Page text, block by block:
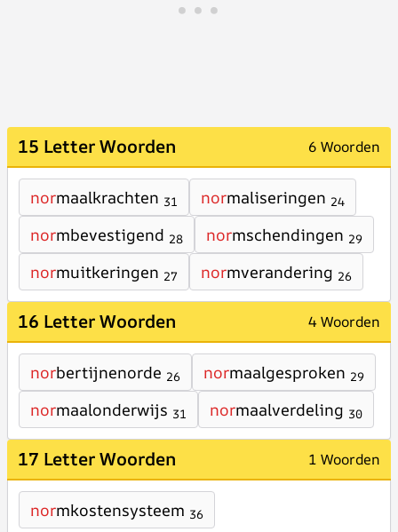
15 Letter Woorden 6 Woorden
normaalkrachten 31 normaliseringen 24
normbevestigend 28 normschendingen 29
normuitkeringen 27 normverandering 26
16 Letter Woorden 4 Woorden
norbertijnenorde 26 normaalgesproken 29
normaalonderwijs 31 normaalverdeling 30
17 Letter Woorden 1 Woorden
normkostensysteem 36